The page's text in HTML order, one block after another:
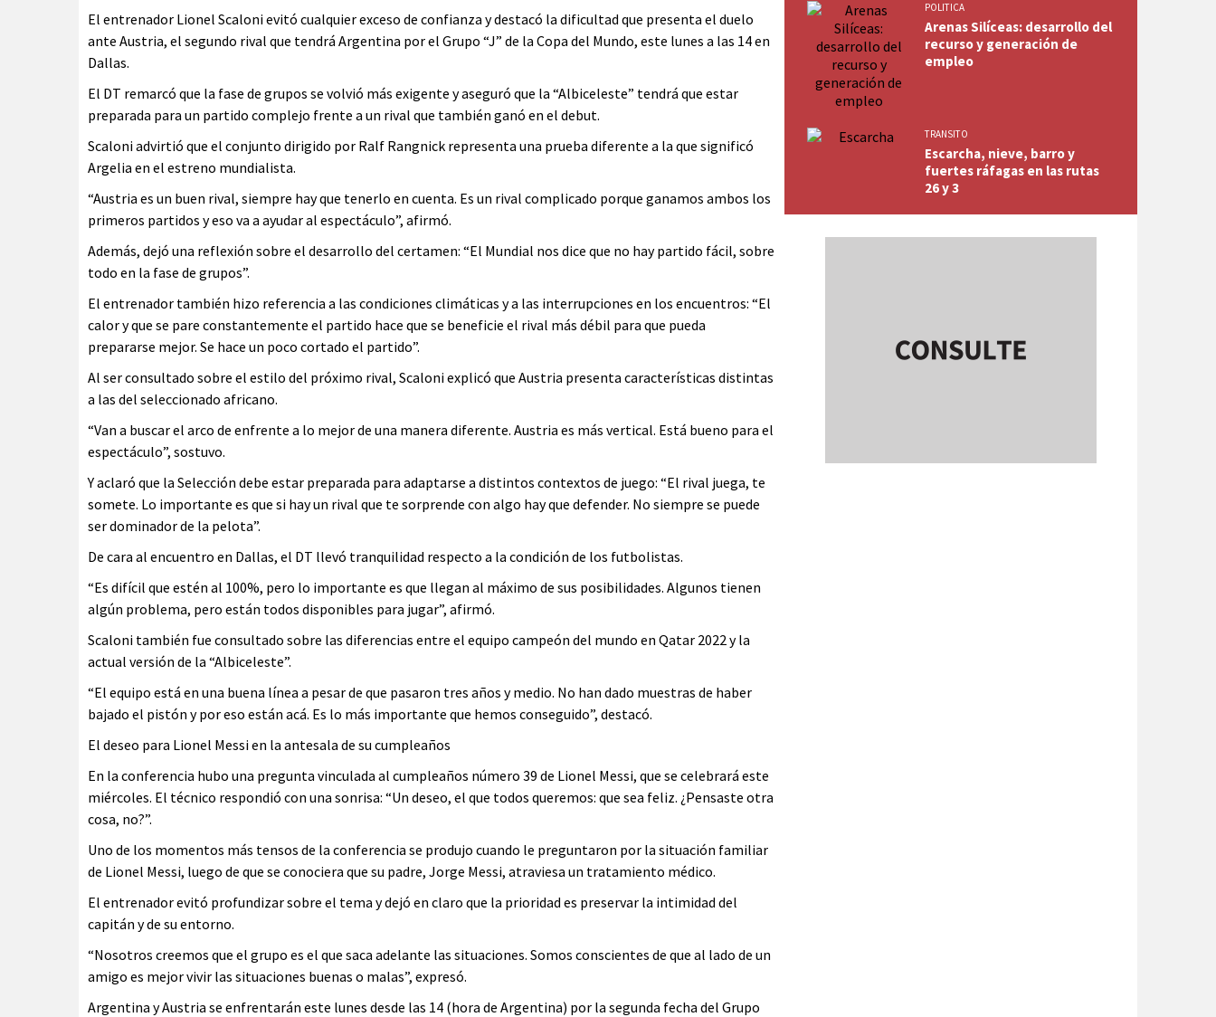
El entrenador Lionel Scaloni evitó cualquier exceso de confianza y destacó la dificultad que presenta el duelo
ante Austria, el segundo rival que tendrá Argentina por el Grupo “J” de la Copa del Mundo, este lunes a las 14 en
Dallas.
El DT remarcó que la fase de grupos se volvió más exigente y aseguró que la “Albiceleste” tendrá que estar
preparada para un partido complejo frente a un rival que también ganó en el debut.
Scaloni advirtió que el conjunto dirigido por Ralf Rangnick representa una prueba diferente a la que significó
Argelia en el estreno mundialista.
“Austria es un buen rival, siempre hay que tenerlo en cuenta. Es un rival complicado porque ganamos ambos los
primeros partidos y eso va a ayudar al espectáculo”, afirmó.
Además, dejó una reflexión sobre el desarrollo del certamen: “El Mundial nos dice que no hay partido fácil, sobre
todo en la fase de grupos”.
El entrenador también hizo referencia a las condiciones climáticas y a las interrupciones en los encuentros: “El
calor y que se pare constantemente el partido hace que se beneficie el rival más débil para que pueda
prepararse mejor. Se hace un poco cortado el partido”.
Al ser consultado sobre el estilo del próximo rival, Scaloni explicó que Austria presenta características distintas
a las del seleccionado africano.
“Van a buscar el arco de enfrente a lo mejor de una manera diferente. Austria es más vertical. Está bueno para el
espectáculo”, sostuvo.
Y aclaró que la Selección debe estar preparada para adaptarse a distintos contextos de juego: “El rival juega, te
somete. Lo importante es que si hay un rival que te sorprende con algo hay que defender. No siempre se puede
ser dominador de la pelota”.
De cara al encuentro en Dallas, el DT llevó tranquilidad respecto a la condición de los futbolistas.
“Es difícil que estén al 100%, pero lo importante es que llegan al máximo de sus posibilidades. Algunos tienen
algún problema, pero están todos disponibles para jugar”, afirmó.
Scaloni también fue consultado sobre las diferencias entre el equipo campeón del mundo en Qatar 2022 y la
actual versión de la “Albiceleste”.
“El equipo está en una buena línea a pesar de que pasaron tres años y medio. No han dado muestras de haber
bajado el pistón y por eso están acá. Es lo más importante que hemos conseguido”, destacó.
El deseo para Lionel Messi en la antesala de su cumpleaños
En la conferencia hubo una pregunta vinculada al cumpleaños número 39 de Lionel Messi, que se celebrará este
miércoles. El técnico respondió con una sonrisa: “Un deseo, el que todos queremos: que sea feliz. ¿Pensaste otra
cosa, no?”.
Uno de los momentos más tensos de la conferencia se produjo cuando le preguntaron por la situación familiar
de Lionel Messi, luego de que se conociera que su padre, Jorge Messi, atraviesa un tratamiento médico.
El entrenador evitó profundizar sobre el tema y dejó en claro que la prioridad es preservar la intimidad del
capitán y de su entorno.
“Nosotros creemos que el grupo es el que saca adelante las situaciones. Somos conscientes de que al lado de un
amigo es mejor vivir las situaciones buenas o malas”, expresó.
Argentina y Austria se enfrentarán este lunes desde las 14 (hora de Argentina) por la segunda fecha del Grupo
POLITICA
Arenas Silíceas: desarrollo del
recurso y generación de
empleo
TRANSITO
Escarcha, nieve, barro y
fuertes ráfagas en las rutas
26 y 3